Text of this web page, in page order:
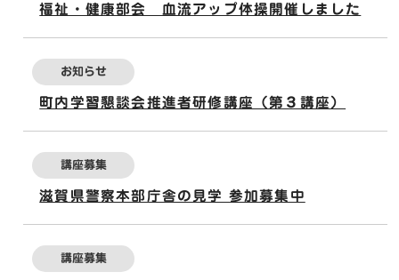
福祉・健康部会 血流アップ体操開催しました
お知らせ
町内学習懇談会推進者研修講座（第３講座）
講座募集
滋賀県警察本部庁舎の見学 参加募集中
講座募集